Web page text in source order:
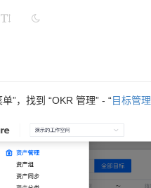
”，找到 “OKR 管理” - “ 目标管理